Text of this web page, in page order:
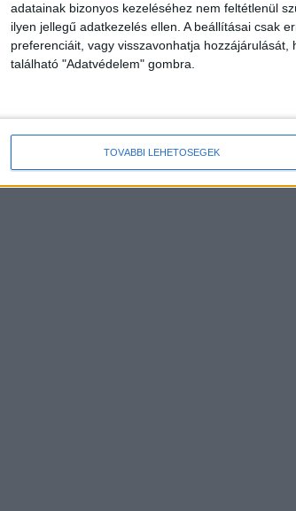
adatainak bizonyos kezeléséhez nem feltétlenül
ilyen jellegű adatkezelés ellen. A beállításai csak
preferenciáit, vagy visszavonhatja
található "Adatvédelem" gombra.
TOVÁBBI LEHETŐSÉGEK